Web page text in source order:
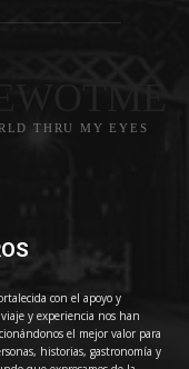
THRU MY EYES
con el apoyo y
y experiencia nos han
el mejor valor para
historias, gastronomía y